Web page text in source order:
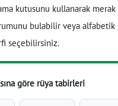
kutusunu kullanarak
bulabilir veya
seçebilirsiniz.
göre rüya tabirleri